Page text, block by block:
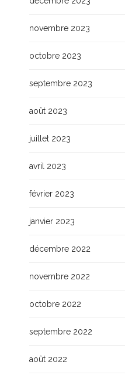
novembre 2023
octobre 2023
septembre 2023
août 2023
juillet 2023
avril 2023
février 2023
janvier 2023
décembre 2022
novembre 2022
octobre 2022
septembre 2022
août 2022